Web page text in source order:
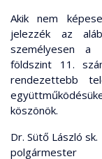
Akik nem
jelezzék az
személyesen a
földszint 11.
rendezettebb
köszönök.
Dr. Sütő László sk.
polgármester